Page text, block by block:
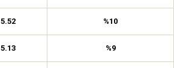
5.52 %10
5.13 %9